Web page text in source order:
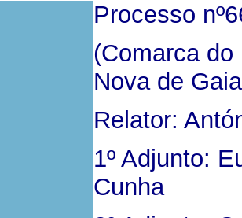
Processo
(Comarca
Nova de
Relator:
1º Adjunto:
Cunha